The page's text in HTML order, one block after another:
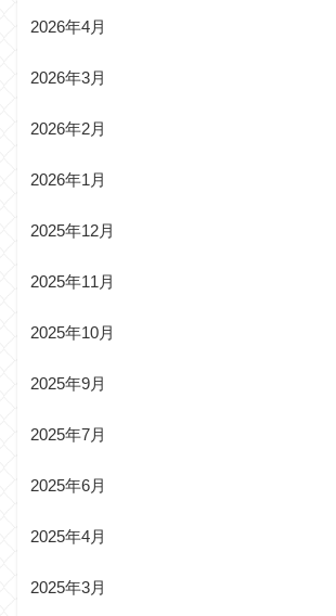
2026年4月
2026年3月
2026年2月
2026年1月
2025年12月
2025年11月
2025年10月
2025年9月
2025年7月
2025年6月
2025年4月
2025年3月